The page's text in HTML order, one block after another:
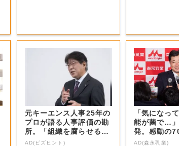
元キーエンス人事25年の
プロが語る人事評価の勘
所。「組織を腐らせるN
G評価」とは...
AD(ビズヒント)
「気になっ
能が菌で…
発。感動の
AD(森永乳業)